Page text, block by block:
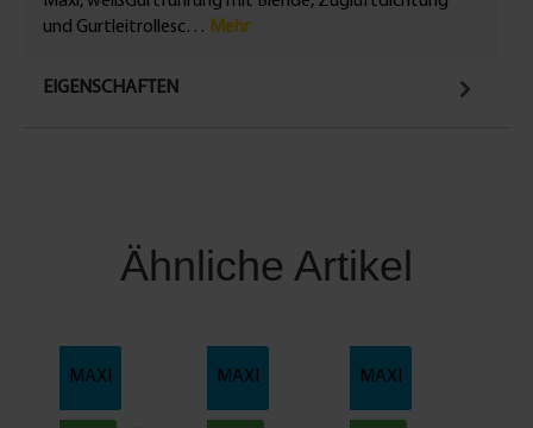
und Gurtleitrollesc… Mehr
EIGENSCHAFTEN
Ähnliche Artikel
MAXI MAXI MAXI